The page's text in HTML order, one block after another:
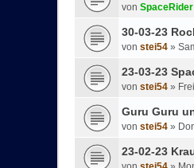
von SpaceRider
30-03-23
von stei54 »
23-03-23
von stei54 »
Guru Guru
von stei54 »
23-02-23